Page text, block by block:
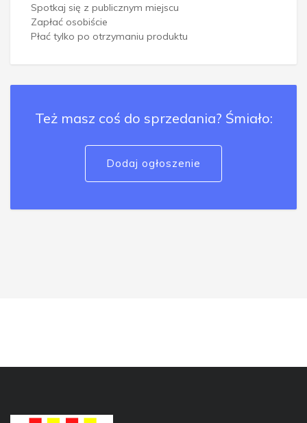
Spotkaj się z publicznym miejscu
Zapłać osobiście
Płać tylko po otrzymaniu produktu
Też masz coś do sprzedania? Śmiało:
Dodaj ogłoszenie